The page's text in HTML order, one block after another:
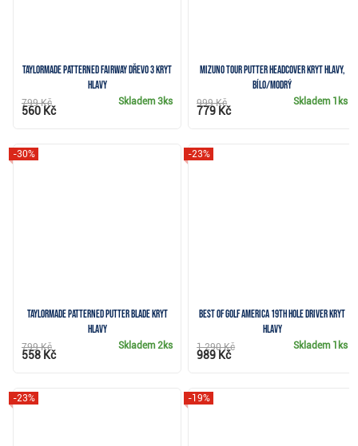
TaylorMade Patterned Fairway dřevo 3 kryt
hlavy
Skladem3ks
799 Kč
560 Kč
Mizuno Tour Putter Headcover kryt hlavy,
bílo/modrý
Skladem 1ks
999 Kč
779 Kč
TaylorMade Patterned Putter Blade kryt
hlavy
-30%
Skladem2ks
799 Kč
558 Kč
Best of Golf America 19th Hole driver kryt
hlavy
-23%
Skladem 1ks
1 290 Kč
989 Kč
-23% -19%